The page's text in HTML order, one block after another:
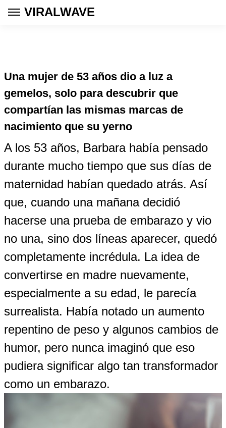
VIRALWAVE
Una mujer de 53 años dio a luz a
gemelos, solo para descubrir que
compartían las mismas marcas de
nacimiento que su yerno
A los 53 años, Barbara había pensado
durante mucho tiempo que sus días de
maternidad habían quedado atrás. Así
que, cuando una mañana decidió
hacerse una prueba de embarazo y vio
no una, sino dos líneas aparecer, quedó
completamente incrédula. La idea de
convertirse en madre nuevamente,
especialmente a su edad, le parecía
surrealista. Había notado un aumento
repentino de peso y algunos cambios de
humor, pero nunca imaginó que eso
pudiera significar algo tan transformador
como un embarazo.